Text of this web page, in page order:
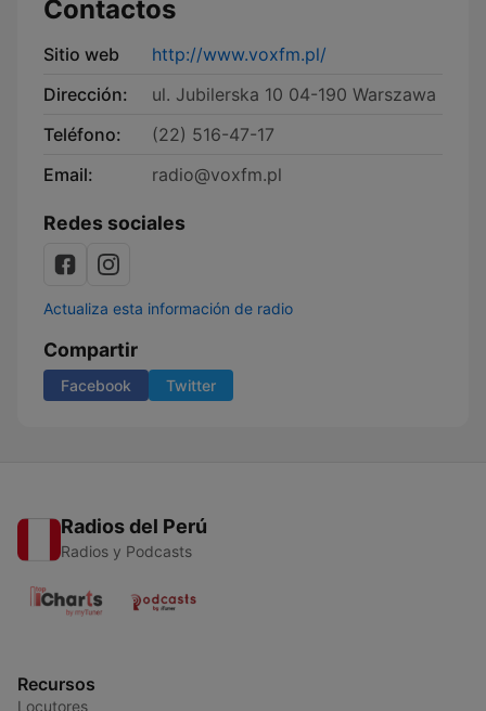
Contactos
Sitio web
http://www.voxfm.pl/
Dirección:
ul. Jubilerska 10 04-190 Warszawa
Teléfono:
(22) 516-47-17
Email:
radio@voxfm.pl
Redes sociales
Actualiza esta información de radio
Compartir
Facebook Twitter
Radios del Perú
Radios y Podcasts
Recursos
Locutores